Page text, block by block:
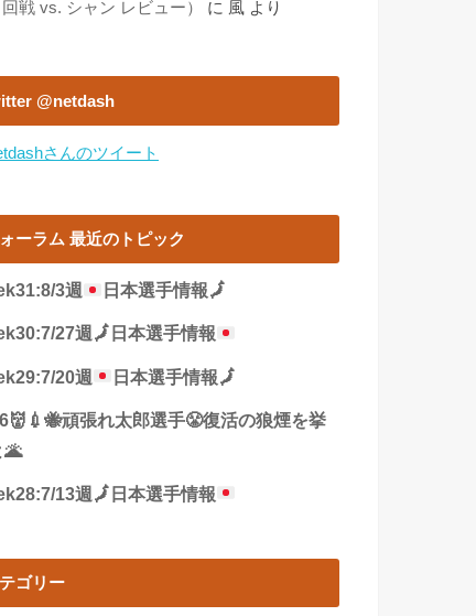
戦 vs. シャン レビュー）
に 風 より
@netdash
さんのツイート
ーラム 最近のトピック
3週 日本選手情報🗾
27週🗾 日本選手情報
20週 日本選手情報🗾
頑張れ太郎選手😤復活の狼煙を挙
🌋
13週 🗾 日本選手情報
ゴリー